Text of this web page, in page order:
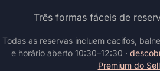
Três formas fáceis de
Todas as reservas incluem cacifos,
e horário aberto 10:30–12:30 ·
Premium do